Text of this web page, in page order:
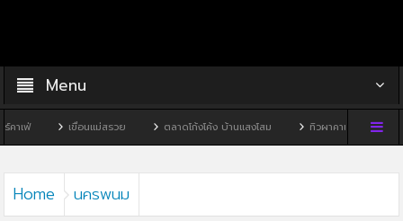
Menu
เขื่อนแม่สรวย ตลาดโก้งโค้ง บ้านแสงโสม ทิวผาคาเฟ่ บ้านพิพิธภัณฑ์ไท
Home นครพนม